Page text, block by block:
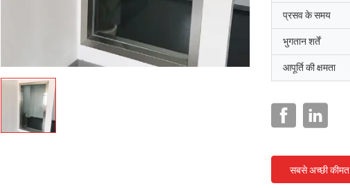
प्रसव के समय
भुगतान शर्तें
आपूर्ति की क्षमता
सबसे अच्छी कीमत